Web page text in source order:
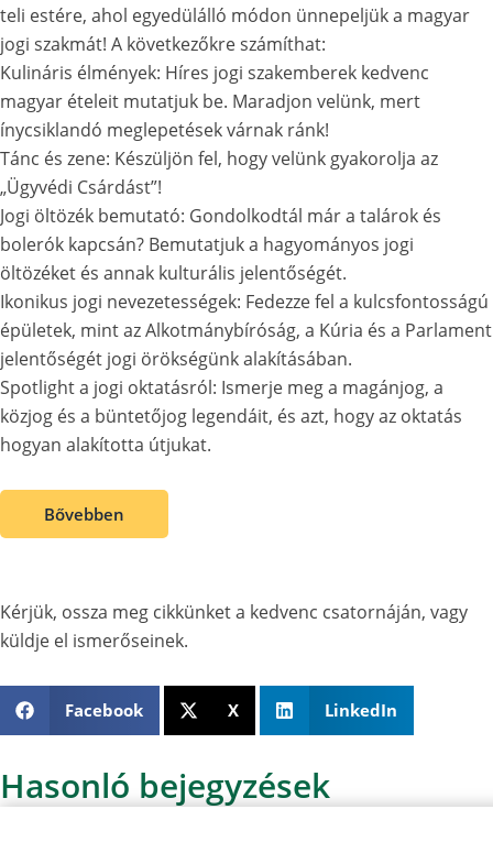
teli estére, ahol egyedülálló módon ünnepeljük a magyar
jogi szakmát! A következőkre számíthat:
Kulináris élmények: Híres jogi szakemberek kedvenc
magyar ételeit mutatjuk be. Maradjon velünk, mert
ínycsiklandó meglepetések várnak ránk!
Tánc és zene: Készüljön fel, hogy velünk gyakorolja az
„Ügyvédi Csárdást”!
Jogi öltözék bemutató: Gondolkodtál már a talárok és
bolerók kapcsán? Bemutatjuk a hagyományos jogi
öltözéket és annak kulturális jelentőségét.
Ikonikus jogi nevezetességek: Fedezze fel a kulcsfontosságú
épületek, mint az Alkotmánybíróság, a Kúria és a Parlament
jelentőségét jogi örökségünk alakításában.
Spotlight a jogi oktatásról: Ismerje meg a magánjog, a
közjog és a büntetőjog legendáit, és azt, hogy az oktatás
hogyan alakította útjukat.
Bővebben
Kérjük, ossza meg cikkünket a kedvenc csatornáján, vagy
küldje el ismerőseinek.
Facebook X LinkedIn
Hasonló bejegyzések